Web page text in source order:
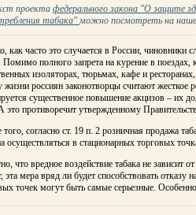
проекта федерального закона "О защите
табака"можно посмотреть на
как часто это случается в России, чиновники
Помимо полного запрета на курение в поездах,
изоляторах, тюрьмах, кафе и
жизни россиян законотворцы считают жесткое
существенное повышение акцизов – их
это противоречит утвержденному
согласно ст. 19 п. 2 розничная продажа
осуществляться в стационарных торговых
что вредное воздействие табака не зависит
эта мера вряд ли будет способствовать
точек могут быть самые серьезные.